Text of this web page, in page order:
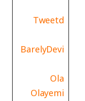
Tweetd
BarelyDevi
Ola
Olayemi